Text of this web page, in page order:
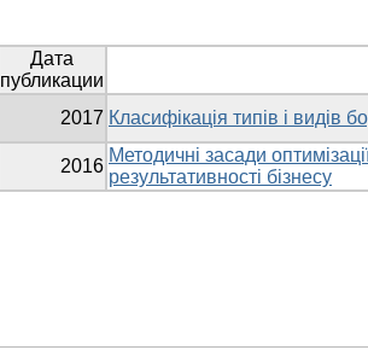
Дата
публикации
2017 Класифікація типів і видів
2016
Методичні засади
результативності бізнесу